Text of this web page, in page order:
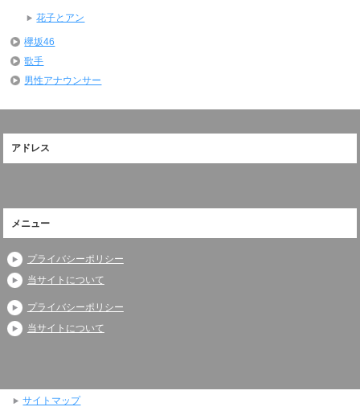
花子とアン
欅坂46
歌手
男性アナウンサー
アドレス
メニュー
プライバシーポリシー
当サイトについて
プライバシーポリシー
当サイトについて
サイトマップ